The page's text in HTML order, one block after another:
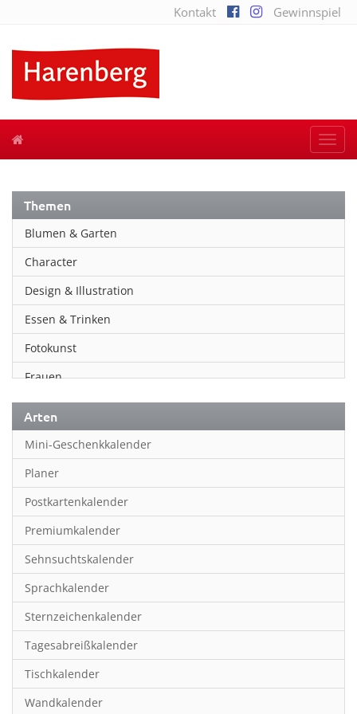
Kontakt Gewinnspiel
Themen
Blumen & Garten
Character
Design & Illustration
Essen & Trinken
Fotokunst
Frauen
Fußball
Geschichte
Humor & Cartoon
Inspiration & Entspannung
Inspiration & Spiritualität
Kinderkalender
Kunst
Länder & Städte
Landschaft & Natur
Lifestyle
Literatur
Arten
Mini-Geschenkkalender
Planer
Postkartenkalender
Premiumkalender
Sehnsuchtskalender
Sprachkalender
Sternzeichenkalender
Tagesabreißkalender
Tischkalender
Wandkalender